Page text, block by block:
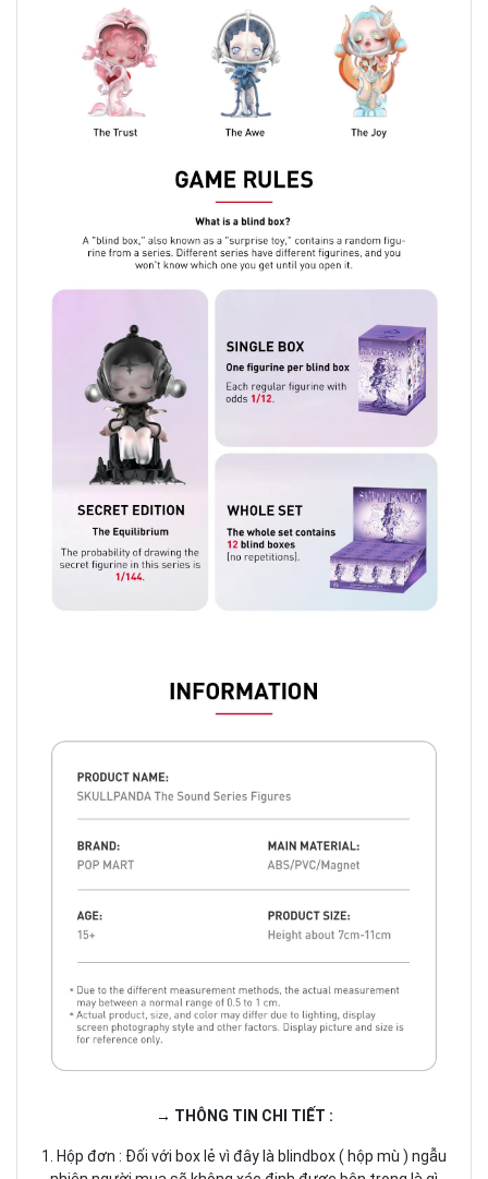
→ THÔNG TIN CHI TIẾT :
1. Hộp đơn : Đối với box lẻ vì đây là blindbox ( hộp mù ) ngẫu